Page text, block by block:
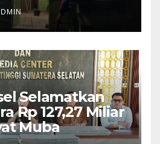
Selamatkan
Rp 127,27 Miliar
Muba